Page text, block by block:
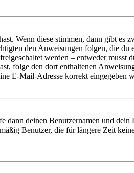
Wenn diese stimmen, dann gibt es
den Anweisungen folgen, die
werden – entweder musst
folge den dort enthaltenen
E-Mail-Adresse korrekt eingegeben
deinen Benutzernamen und
Benutzer, die für längere Zeit